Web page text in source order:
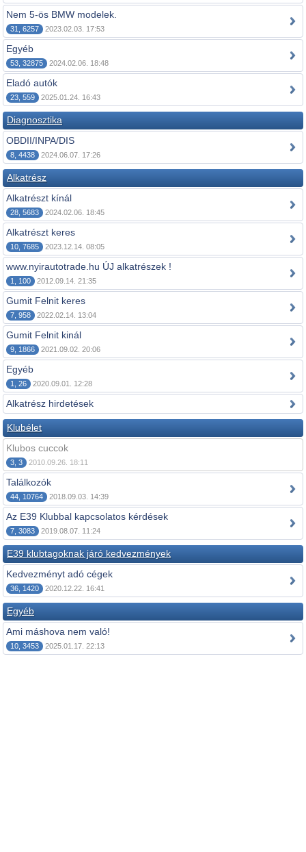
Nem 5-ös BMW modelek.
31, 6257 2023.02.03. 17:53
Egyéb
53, 32875 2024.02.06. 18:48
Eladó autók
23, 559 2025.01.24. 16:43
Diagnosztika
OBDII/INPA/DIS
8, 4438 2024.06.07. 17:26
Alkatrész
Alkatrészt kínál
28, 5683 2024.02.06. 18:45
Alkatrészt keres
10, 7685 2023.12.14. 08:05
www.nyirautotrade.hu ÚJ alkatrészek !
1, 100 2012.09.14. 21:35
Gumit Felnit keres
7, 958 2022.02.14. 13:04
Gumit Felnit kinál
9, 1866 2021.09.02. 20:06
Egyéb
1, 26 2020.09.01. 12:28
Alkatrész hirdetések
Klubélet
Klubos cuccok
3, 3 2010.09.26. 18:11
Találkozók
44, 10764 2018.09.03. 14:39
Az E39 Klubbal kapcsolatos kérdések
7, 3083 2019.08.07. 11:24
E39 klubtagoknak járó kedvezmények
Kedvezményt adó cégek
36, 1420 2020.12.22. 16:41
Egyéb
Ami máshova nem való!
10, 3453 2025.01.17. 22:13